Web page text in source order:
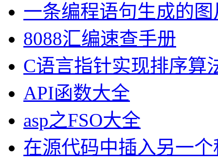
一条编程语句生成的图
8088汇编速查手册
C语言指针实现排序算
API函数大全
asp之FSO大全
在源代码中插入另一